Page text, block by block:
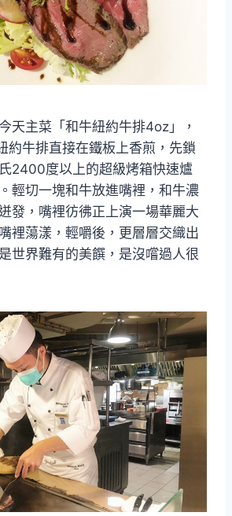
天主菜「和牛紐約牛排4oz」，
約牛排直接在鐵板上香煎，先鎖
2400度以上的超級烤箱快速爐
輕切一塊和牛放進嘴裡，和牛濃
發，嘴裡彷彿正上演一場華麗大
裡蕩漾，輕嚼後，更層層交織出
世界難有的美饌，是沒嚐過人很